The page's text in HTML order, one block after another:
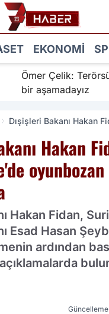
EKONOMI
Ömer Çelik: Terörsüz
bir aşamadayız
Dışişleri Bakanı Hakan
Hakan
oyunbozan
Hakan Fidan,
Esad Hasan
ardından